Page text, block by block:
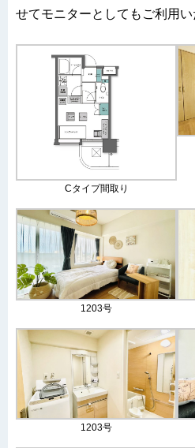
せてモニターとしてもご利用い
Cタイプ間取り
1203号
1203号